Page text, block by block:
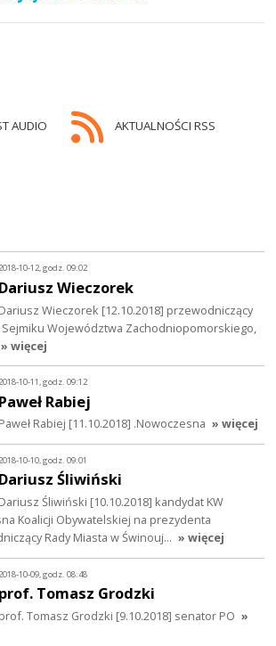
AUDIO AKTUALNOŚCI RSS
10-12, godz. 09:02
Dariusz Wieczorek
Dariusz Wieczorek [12.10.2018] przewodniczący
Województwa Zachodniopomorskiego,
» więcej
10-11, godz. 09:12
Paweł Rabiej
Paweł Rabiej [11.10.2018] .Nowoczesna » więcej
10-10, godz. 09:01
Dariusz Śliwiński
Dariusz Śliwiński [10.10.2018] kandydat KW
Koalicji Obywatelskiej na prezydenta
Rady Miasta w Świnouj… » więcej
2018-10-09, godz. 08:48
prof. Tomasz Grodzki
prof. Tomasz Grodzki [9.10.2018] senator PO »